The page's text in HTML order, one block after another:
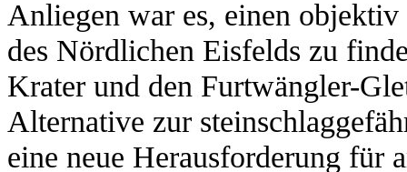
Anliegen war es, einen
des Nördlichen Eisfelds zu
Krater und den Furtwängler-
Alternative zur
eine neue Herausforderung für